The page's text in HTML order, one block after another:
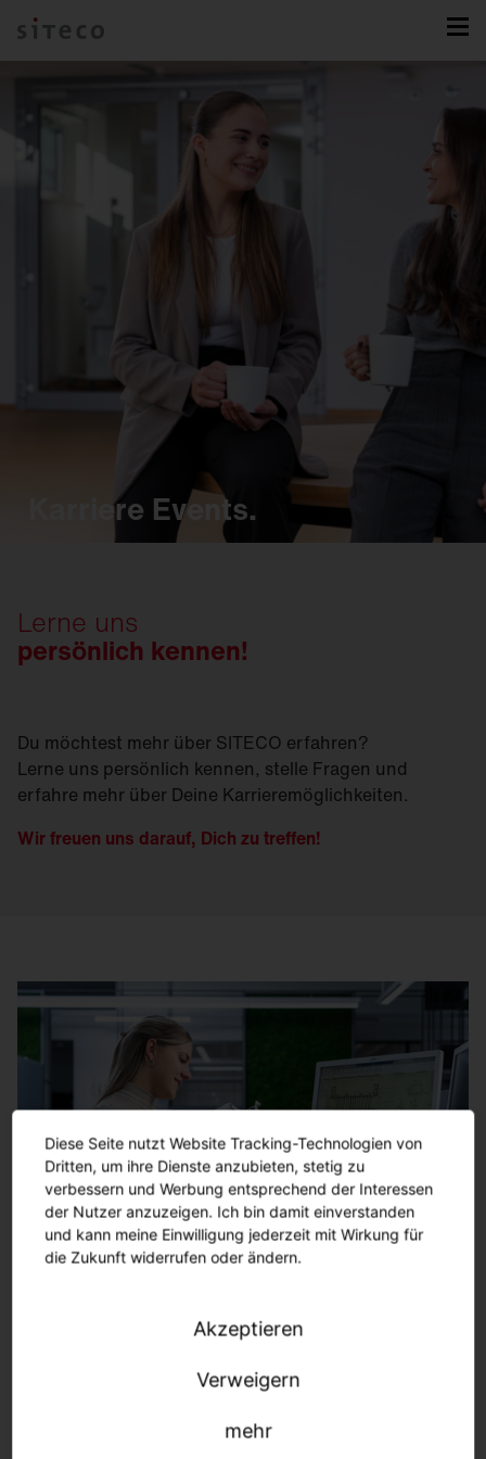
Karriere Events.
Lerne uns
persönlich kennen!
Du möchtest mehr über SITECO erfahren?
Lerne uns persönlich kennen, stelle Fragen und
erfahre mehr über Deine Karrieremöglichkeiten.
Wir freuen uns darauf, Dich zu treffen!
Girls'Day 2026
Als Teilnehmerin habt ihr die Gelegenheit, unsere
kennenzulernen und interessante Einblicke in unser
Diese Seite nutzt Website Tracking-Technologien von
Dritten, um ihre Dienste anzubieten, stetig zu
verbessern und Werbung entsprechend der Interessen
der Nutzer anzuzeigen. Ich bin damit einverstanden
und kann meine Einwilligung jederzeit mit Wirkung für
die Zukunft widerrufen oder ändern.
Akzeptieren
Verweigern
mehr